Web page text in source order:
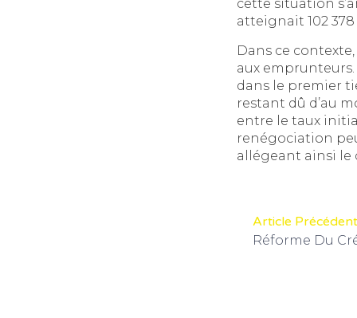
cette situation
atteignait 102
Dans ce
aux
dans le premier
restant dû d’au
entre le taux
renégociation
allégeant ainsi
Article Précédent